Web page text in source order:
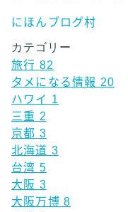
にほんブログ村
カテゴリー
旅行 82
タメになる情報 20
ハワイ 1
三重 2
京都 3
北海道 3
台湾 5
大阪 3
大阪万博 8